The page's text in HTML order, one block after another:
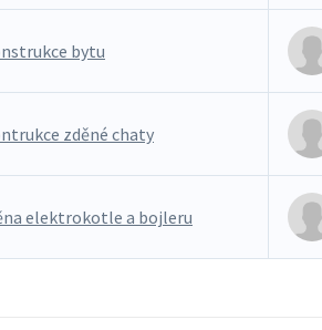
bytu
zděné chaty
elektrokotle a bojleru